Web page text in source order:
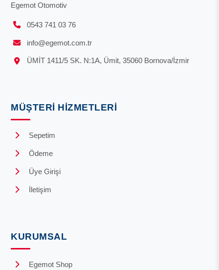
Egemot Otomotiv
0543 741 03 76
info@egemot.com.tr
ÜMİT 1411/5 SK. N:1A, Ümit, 35060 Bornova/İzmir
MÜŞTERI HIZMETLERI
Sepetim
Ödeme
Üye Girişi
İletişim
KURUMSAL
Egemot Shop